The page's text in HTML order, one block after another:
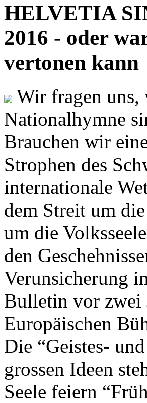
HELVETIA
2016 - oder
vertonen kann
Wir fragen uns,
Nationalhymne
Brauchen wir
Strophen des
internationale
dem Streit um
um die
den
Verunsicherung
Bulletin vor zwei
Europäischen
Die “Geistes-
grossen Ideen
Seele feiern